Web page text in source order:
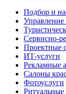
Подбор и
Сервисно-
Проектные
ИТ-услуги
Рекламные
Салоны
Фотоуслуги
Ритуальные